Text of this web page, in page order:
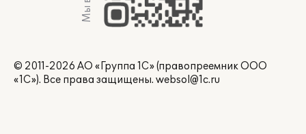
© 2011-2026 АО «Группа 1С» (правопреемник ООО
«1С»). Все права защищены. websol@1c.ru